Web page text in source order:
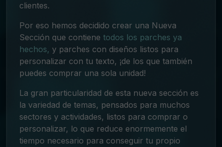
clientes.
Por eso hemos decidido crear una Nueva
Sección que contiene todos los parches ya
hechos, y parches con diseños listos para
personalizar con tu texto, ¡de los que también
puedes comprar una sola unidad!
La gran particularidad de esta nueva sección es
la variedad de temas, pensados para muchos
sectores y actividades, listos para comprar o
personalizar, lo que reduce enormemente el
tiempo necesario para conseguir tu propio